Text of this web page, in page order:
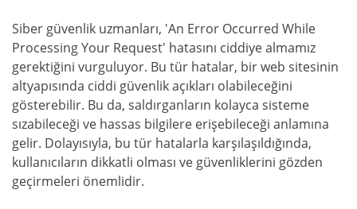
Siber güvenlik uzmanları, 'An Error Occurred While
Processing Your Request' hatasını ciddiye almamız
gerektiğini vurguluyor. Bu tür hatalar, bir web sitesinin
altyapısında ciddi güvenlik açıkları olabileceğini
gösterebilir. Bu da, saldırganların kolayca sisteme
sızabileceği ve hassas bilgilere erişebileceği anlamına
gelir. Dolayısıyla, bu tür hatalarla karşılaşıldığında,
kullanıcıların dikkatli olması ve güvenliklerini gözden
geçirmeleri önemlidir.